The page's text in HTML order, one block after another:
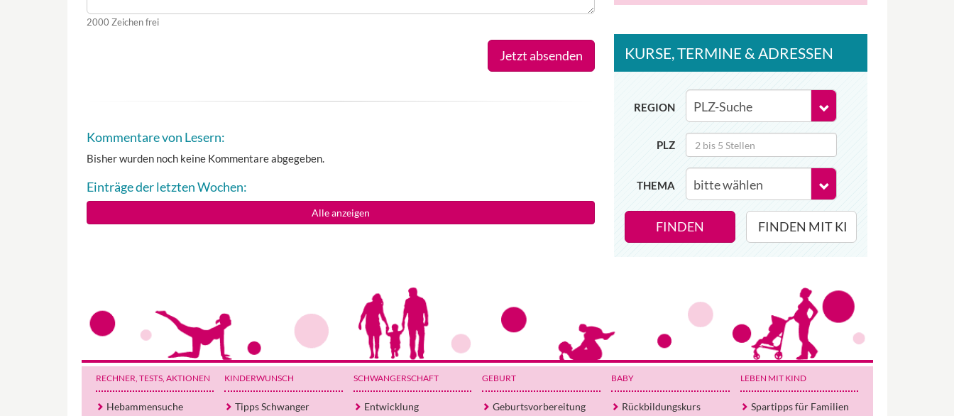
2000 Zeichen frei
Jetzt absenden
Kommentare von Lesern:
Bisher wurden noch keine Kommentare abgegeben.
Einträge der letzten Wochen:
Alle anzeigen
KURSE, TERMINE & ADRESSEN
REGION
PLZ
THEMA
FINDEN FINDEN MIT KI
RECHNER, TESTS, AKTIONEN
Hebammensuche
KINDERWUNSCH
Tipps Schwanger
SCHWANGERSCHAFT
Entwicklung
GEBURT
Geburtsvorbereitung
BABY
Rückbildungskurs
LEBEN MIT KIND
Spartipps für Familien
Wir haben Deutschlands ersten
Eltern-Avatar für dich geschaffen!
Egal, welche Frage du hast rund ums
Elternwerden und Elternsein, Kurse, Tipps
und Empfehlungen von Experten.